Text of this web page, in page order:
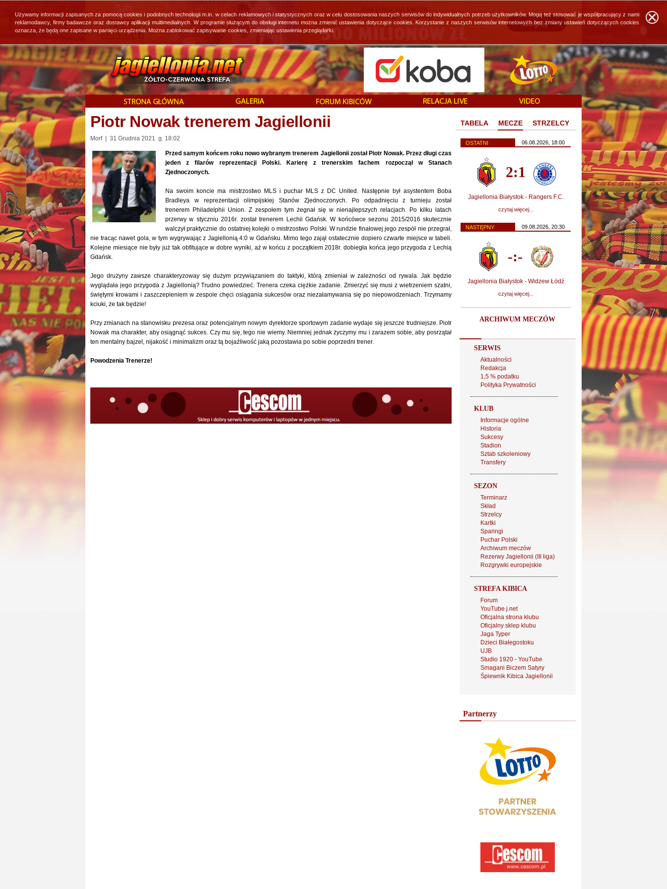
Piotr Nowak trenerem Jagiellonii
Morf | 31 Grudnia 2021 g. 18:02
Przed samym końcem roku nowo wybranym trenerem Jagiellonii został Piotr Nowak. Przez długi czas
jeden z filarów reprezentacji Polski. Karierę z trenerskim fachem rozpoczął w Stanach
Zjednoczonych.
Na swoim koncie ma mistrzostwo MLS i puchar MLS z DC United. Następnie był asystentem Boba
Bradleya w reprezentacji olimpijskiej Stanów Zjednoczonych. Po odpadnięciu z turnieju został
trenerem Philadelphii Union. Z zespołem tym żegnał się w nienajlepszych relacjach. Po kilku latach
przerwy w styczniu 2016r. został trenerem Lechii Gdańsk. W końcówce sezonu 2015/2016 skutecznie
walczył praktycznie do ostatniej kolejki o mistrzostwo Polski. W rundzie finałowej jego zespół nie przegrał,
nie tracąc nawet gola, w tym wygrywając z Jagiellonią 4:0 w Gdańsku. Mimo tego zajął ostatecznie dopiero czwarte miejsce w tabeli.
Kolejne miesiące nie były już tak obfitujące w dobre wyniki, aż w końcu z początkiem 2018r. dobiegła końca jego przygoda z Lechią
Gdańsk.
Jego drużyny zawsze charakteryzoway się dużym przywiązaniem do taktyki, którą zmieniał w zależności od rywala. Jak będzie
wyglądała jego przygoda z Jagiellonią? Trudno powiedzieć. Trenera czeka ciężkie zadanie. Zmierzyć się musi z wietrzeniem szatni,
świętymi krowami i zaszczepieniem w zespole chęci osiągania sukcesów oraz niezałamywania się po niepowodzeniach. Trzymamy
kciuki, że tak będzie!
Przy zmianach na stanowisku prezesa oraz potencjalnym nowym dyrektorze sportowym zadanie wydaje się jeszcze trudniejsze. Piotr
Nowak ma charakter, aby osiągnąć sukces. Czy mu się, tego nie wiemy. Niemniej jednak życzymy mu i zarazem sobie, aby posrzątał
ten mentalny bajzel, nijakość i minimalizm oraz tą bojaźliwość jaką pozostawia po sobie poprzedni trener.
Powodzenia Trenerze!
TABELA MECZE STRZELCY
OSTATNI 06.08.2026, 18:00
2:1
Jagiellonia Białystok - Rangers F.C.
czytaj więcej...
NASTĘPNY 09.08.2026, 20:30
-:-
Jagiellonia Białystok - Widzew Łódź
czytaj więcej...
ARCHIWUM MECZÓW
SERWIS
Aktualności
Redakcja
1,5 % podatku
Polityka Prywatności
KLUB
Informacje ogólne
Historia
Sukcesy
Stadion
Sztab szkoleniowy
Transfery
SEZON
Terminarz
Skład
Strzelcy
Kartki
Sparingi
Puchar Polski
Archiwum meczów
Rezerwy Jagiellonii (III liga)
Rozgrywki europejskie
STREFA KIBICA
Forum
YouTube j.net
Oficjalna strona klubu
Oficjalny sklep klubu
Jaga Typer
Dzieci Białegostoku
UJB
Studio 1920 - YouTube
Smagani Biczem Satyry
Śpiewnik Kibica Jagiellonii
Partnerzy
Używamy informacji zapisanych za pomocą cookies i podobnych technologii m.in. w celach reklamowych i statystycznych oraz w celu dostosowania naszych serwisów do indywidualnych potrzeb użytkowników. Mogą też stosować je współpracujący z nami
reklamodawcy, firmy badawcze oraz dostawcy aplikacji multimedialnych. W programie służącym do obsługi internetu można zmienić ustawienia dotyczące cookies. Korzystanie z naszych serwisów internetowych bez zmiany ustawień dotyczących cookies
oznacza, że będą one zapisane w pamięci urządzenia. Można zablokować zapisywanie cookies, zmieniając ustawienia przeglądarki.